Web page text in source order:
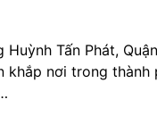
Tấn Phát,
nơi trong